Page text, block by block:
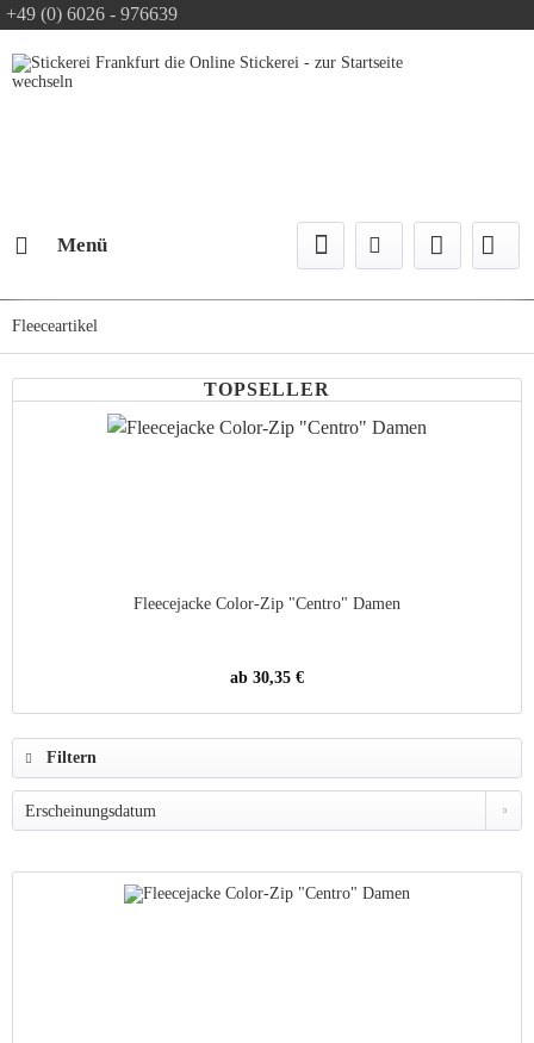
+49 (0) 6026 - 976639
Text-Logo kostenlos
Logo Konfiguration
Menü
Fleeceartikel
TOPSELLER
Fleecejacke Color-Zip "Centro" Damen
ab 30,35 €
Filtern